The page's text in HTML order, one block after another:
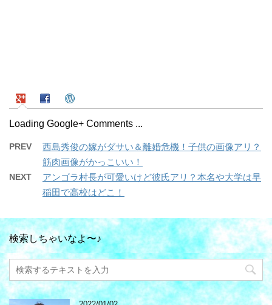
Loading Google+ Comments ...
PREV
西島秀俊の嫁がダサい＆離婚危機！子供の画像アリ？
筋肉画像がかっこいい！
NEXT
アンゴラ村長が可愛いけど彼氏アリ？本名や大学は早
稲田で高校はどこ！
検索しちゃいなよ〜♪